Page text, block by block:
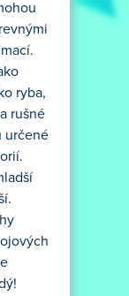
ryba,
rušné
určené